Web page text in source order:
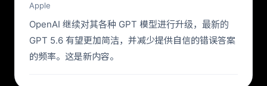
Apple
OpenAI 继续对其各种 GPT 模型进行升级，最新的
GPT 5.6 有望更加简洁，并减少提供自信的错误答案
的频率。这是新内容。